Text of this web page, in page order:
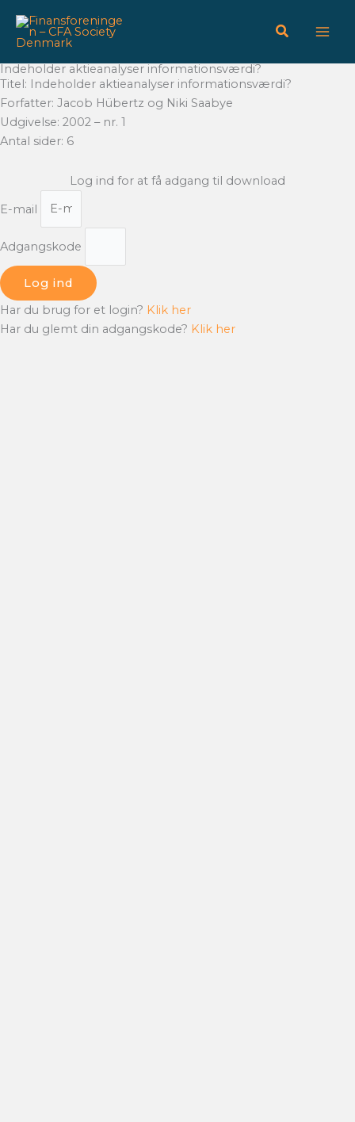
indholdet
Indeholder aktieanalyser informationsværdi?
Titel: Indeholder aktieanalyser informationsværdi?
Forfatter: Jacob Hübertz og Niki Saabye
Udgivelse: 2002 – nr. 1
Antal sider: 6
Log ind for at få adgang til download
E-mail
Adgangskode
Log ind
Har du brug for et login? Klik her
Har du glemt din adgangskode? Klik her